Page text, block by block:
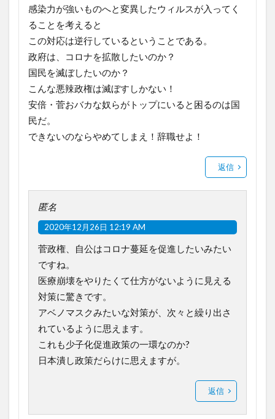
感染力が強いものへと変異したウィルスが入ってく
ることを考えると
この対応は逆行しているということである。
政府は、コロナを拡散したいのか？
国民を滅ぼしたいのか？
こんな悪辣政権は滅ぼすしかない！
安倍・菅おバカな奴らがトップにいると困るのは国
民だ。
できないのならやめてしまえ！辞職せよ！
返信
匿名
2020年12月26日 12:19 AM
菅政権、自公はコロナ蔓延を促進したいみたい
ですね。
医療崩壊をやりたくて仕方がないように見える
対策に驚きです。
アベノマスクみたいな対策が、次々と繰り出さ
れているように思えます。
これも少子化促進政策の一環なのか?
日本潰し政策だらけに思えますが。
返信